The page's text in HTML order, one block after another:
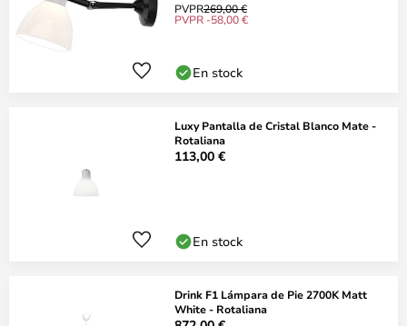
PVPR269,00 €
PVPR -58,00 €
En stock
Luxy Pantalla de Cristal Blanco Mate -
Rotaliana
113,00 €
En stock
Drink F1 Lámpara de Pie 2700K Matt
White - Rotaliana